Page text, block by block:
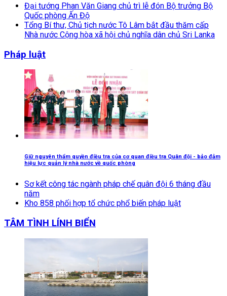
Đại tướng Phan Văn Giang chủ trì lễ đón Bộ trưởng Bộ
Quốc phòng Ấn Độ
Tổng Bí thư, Chủ tịch nước Tô Lâm bắt đầu thăm cấp
Nhà nước Cộng hòa xã hội chủ nghĩa dân chủ Sri Lanka
Pháp luật
Giữ nguyên thẩm quyền điều tra của cơ quan điều tra Quân đội - bảo đảm
hiệu lực quản lý nhà nước về quốc phòng
Sơ kết công tác ngành pháp chế quân đội 6 tháng đầu
năm
Kho 858 phối hợp tổ chức phổ biến pháp luật
TÂM TÌNH LÍNH BIỂN